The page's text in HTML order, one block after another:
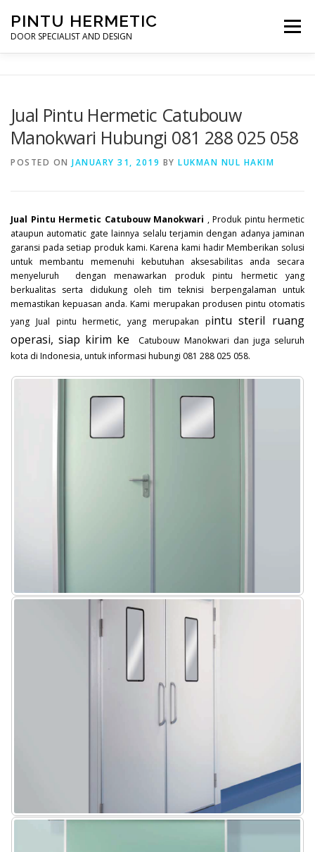
content
PINTU HERMETIC
DOOR SPECIALIST AND DESIGN
Menu
PROFILE KONTAK
Jual Pintu Hermetic Catubouw
Manokwari Hubungi 081 288 025 058
POSTED ON JANUARY 31, 2019 BY LUKMAN NUL HAKIM
Jual Pintu Hermetic Catubouw Manokwari , Produk pintu hermetic
ataupun automatic gate lainnya selalu terjamin dengan adanya jaminan
garansi pada setiap produk kami. Karena kami hadir Memberikan solusi
untuk membantu memenuhi kebutuhan aksesabilitas anda secara
menyeluruh dengan menawarkan produk pintu hermetic yang
berkualitas serta didukung oleh tim teknisi berpengalaman untuk
memastikan kepuasan anda. Kami merupakan produsen pintu otomatis
yang Jual pintu hermetic, yang merupakan pintu steril ruang
operasi, siap kirim ke
Catubouw Manokwari dan juga seluruh
kota di Indonesia, untuk informasi hubungi 081 288 025 058.